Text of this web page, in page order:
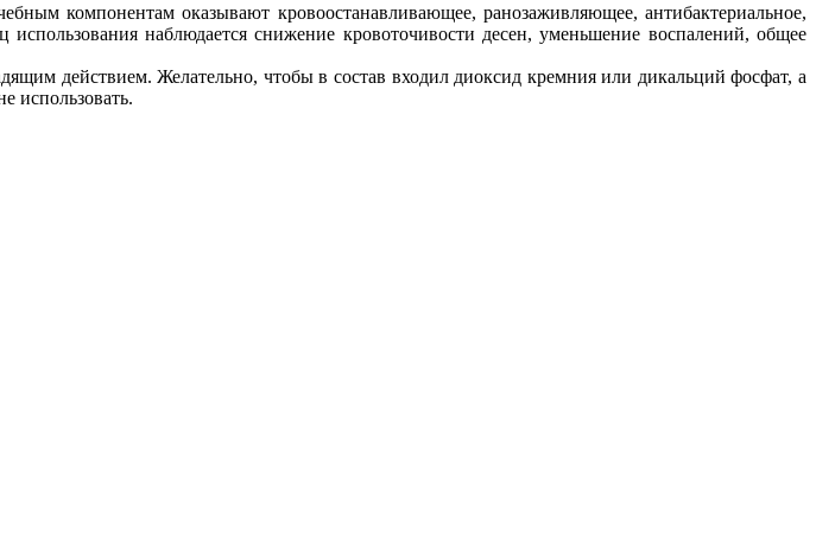
компонентам оказывают кровоостанавливающее, ранозаживляющее, антибактериальное,
наблюдается снижение кровоточивости десен, уменьшение воспалений, общее
действием. Желательно, чтобы в состав входил диоксид кремния или дикальций фосфат, а
использовать.